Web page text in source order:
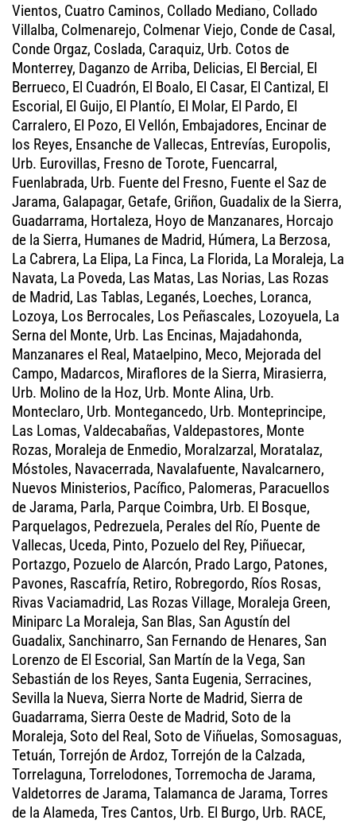
Vientos, Cuatro Caminos, Collado Mediano, Collado
Villalba, Colmenarejo, Colmenar Viejo, Conde de Casal,
Conde Orgaz, Coslada, Caraquiz, Urb. Cotos de
Monterrey, Daganzo de Arriba, Delicias, El Bercial, El
Berrueco, El Cuadrón, El Boalo, El Casar, El Cantizal, El
Escorial, El Guijo, El Plantío, El Molar, El Pardo, El
Carralero, El Pozo, El Vellón, Embajadores, Encinar de
los Reyes, Ensanche de Vallecas, Entrevías, Europolis,
Urb. Eurovillas, Fresno de Torote, Fuencarral,
Fuenlabrada, Urb. Fuente del Fresno, Fuente el Saz de
Jarama, Galapagar, Getafe, Griñon, Guadalix de la Sierra,
Guadarrama, Hortaleza, Hoyo de Manzanares, Horcajo
de la Sierra, Humanes de Madrid, Húmera, La Berzosa,
La Cabrera, La Elipa, La Finca, La Florida, La Moraleja, La
Navata, La Poveda, Las Matas, Las Norias, Las Rozas
de Madrid, Las Tablas, Leganés, Loeches, Loranca,
Lozoya, Los Berrocales, Los Peñascales, Lozoyuela, La
Serna del Monte, Urb. Las Encinas, Majadahonda,
Manzanares el Real, Mataelpino, Meco, Mejorada del
Campo, Madarcos, Miraflores de la Sierra, Mirasierra,
Urb. Molino de la Hoz, Urb. Monte Alina, Urb.
Monteclaro, Urb. Montegancedo, Urb. Monteprincipe,
Las Lomas, Valdecabañas, Valdepastores, Monte
Rozas, Moraleja de Enmedio, Moralzarzal, Moratalaz,
Móstoles, Navacerrada, Navalafuente, Navalcarnero,
Nuevos Ministerios, Pacífico, Palomeras, Paracuellos
de Jarama, Parla, Parque Coimbra, Urb. El Bosque,
Parquelagos, Pedrezuela, Perales del Río, Puente de
Vallecas, Uceda, Pinto, Pozuelo del Rey, Piñuecar,
Portazgo, Pozuelo de Alarcón, Prado Largo, Patones,
Pavones, Rascafría, Retiro, Robregordo, Ríos Rosas,
Rivas Vaciamadrid, Las Rozas Village, Moraleja Green,
Miniparc La Moraleja, San Blas, San Agustín del
Guadalix, Sanchinarro, San Fernando de Henares, San
Lorenzo de El Escorial, San Martín de la Vega, San
Sebastián de los Reyes, Santa Eugenia, Serracines,
Sevilla la Nueva, Sierra Norte de Madrid, Sierra de
Guadarrama, Sierra Oeste de Madrid, Soto de la
Moraleja, Soto del Real, Soto de Viñuelas, Somosaguas,
Tetuán, Torrejón de Ardoz, Torrejón de la Calzada,
Torrelaguna, Torrelodones, Torremocha de Jarama,
Valdetorres de Jarama, Talamanca de Jarama, Torres
de la Alameda, Tres Cantos, Urb. El Burgo, Urb. RACE,